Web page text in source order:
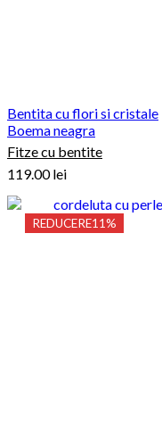
Bentita cu flori si cristale
Boema neagra
Fitze cu bentite
119.00lei
REDUCERE11%